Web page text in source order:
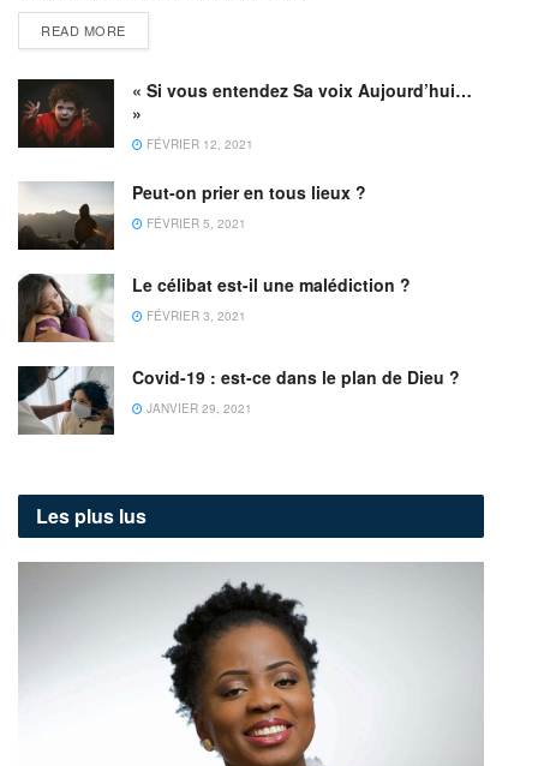
READ MORE
« Si vous entendez Sa voix Aujourd’hui…
»
FÉVRIER 12, 2021
Peut-on prier en tous lieux ?
FÉVRIER 5, 2021
Le célibat est-il une malédiction ?
FÉVRIER 3, 2021
Covid-19 : est-ce dans le plan de Dieu ?
JANVIER 29, 2021
Les plus lus